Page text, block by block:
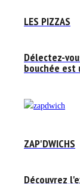
LES PIZZAS
Délectez-
bouchée est
ZAP'DWICHS
Découvrez